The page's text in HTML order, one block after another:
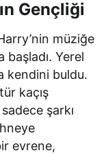
Gençliği
müziğe
Yerel
kendini buldu.
kaçış
şarkı
evrene,